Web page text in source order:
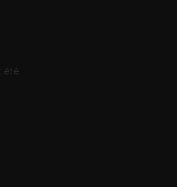
été